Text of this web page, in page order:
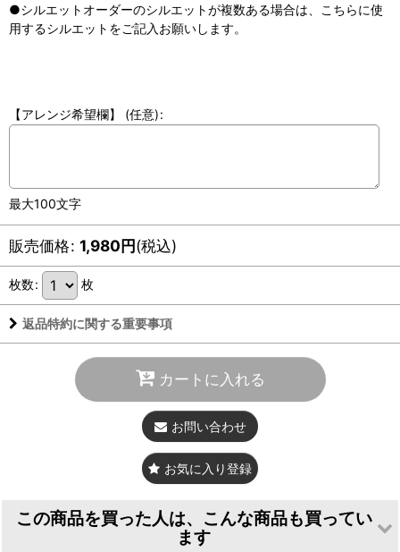
●シルエットオーダーのシルエットが複数ある場合は、こちらに使
用するシルエットをご記入お願いします。
【アレンジ希望欄】 (任意):
最大100文字
販売価格: 1,980円(税込)
枚数: 枚
返品特約に関する重要事項
カートに入れる
お問い合わせ
お気に入り登録
この商品を買った人は、こんな商品も買ってい
ます